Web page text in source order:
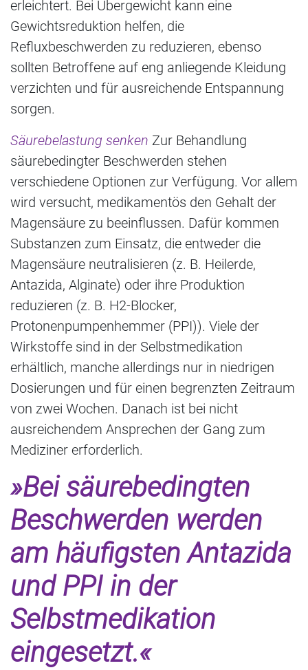
erleichtert. Bei Übergewicht kann eine
Gewichtsreduktion helfen, die
Refluxbeschwerden zu reduzieren, ebenso
sollten Betroffene auf eng anliegende Kleidung
verzichten und für ausreichende Entspannung
sorgen.
Säurebelastung senken Zur Behandlung
säurebedingter Beschwerden stehen
verschiedene Optionen zur Verfügung. Vor allem
wird versucht, medikamentös den Gehalt der
Magensäure zu beeinflussen. Dafür kommen
Substanzen zum Einsatz, die entweder die
Magensäure neutralisieren (z. B. Heilerde,
Antazida, Alginate) oder ihre Produktion
reduzieren (z. B. H2-Blocker,
Protonenpumpenhemmer (PPI)). Viele der
Wirkstoffe sind in der Selbstmedikation
erhältlich, manche allerdings nur in niedrigen
Dosierungen und für einen begrenzten Zeitraum
von zwei Wochen. Danach ist bei nicht
ausreichendem Ansprechen der Gang zum
Mediziner erforderlich.
»Bei säurebedingten
Beschwerden werden
am häufigsten Antazida
und PPI in der
Selbstmedikation
eingesetzt.«